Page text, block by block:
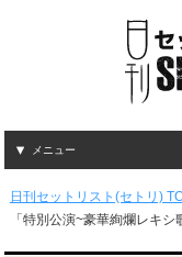
メニュー
日刊セットリスト(セトリ)
「特別公演~豪華絢爛レキ